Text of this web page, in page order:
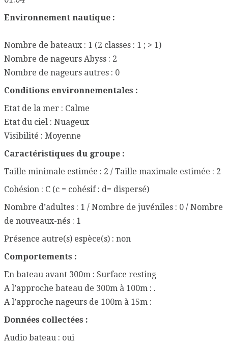
Environnement nautique :
Nombre de bateaux : 1 (2 classes : 1 ; > 1)
Nombre de nageurs Abyss : 2
Nombre de nageurs autres : 0
Conditions environnementales :
Etat de la mer : Calme
Etat du ciel : Nuageux
Visibilité : Moyenne
Caractéristiques du groupe :
Taille minimale estimée : 2 / Taille maximale estimée : 2
Cohésion : C (c = cohésif : d= dispersé)
Nombre d’adultes : 1 / Nombre de juvéniles : 0 / Nombre
de nouveaux-nés : 1
Présence autre(s) espèce(s) : non
Comportements :
En bateau avant 300m : Surface resting
A l’approche bateau de 300m à 100m : .
A l’approche nageurs de 100m à 15m :
Données collectées :
Audio bateau : oui